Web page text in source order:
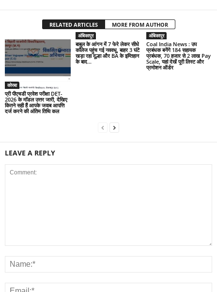
RELATED ARTICLES MORE FROM AUTHOR
कोरबा
प्री पीएचडी प्रवेश परीक्षा DET-
2026 के मॉडल उत्तर जारी, देखिए
कितने सही हैं आपके जवाब आपत्ति
दर्ज करने की अंतिम तिथि कल
अंबिकापुर
बाबुल के आंगन में 7 फेरे लेकर सीधे
कॉलेज पहुंच गई नववधू, बाहर 3 घंटे
खड़ा रहा दूल्हा और BA के इम्तिहान
के बाद...
अंबिकापुर
Coal India News : उप
प्रबंधक बनेंगे 184 सहायक
प्रबंधक, 70 हजार से 2 लाख Pay
Scale, यहां देखें पूरी लिस्ट और
प्रमोशन ऑर्डर
LEAVE A REPLY